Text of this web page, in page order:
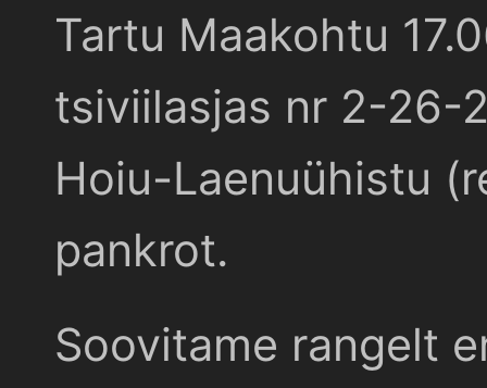
Tartu Maakohtu
tsiviilasjas nr 2-26-
Hoiu-Laenuühistu
pankrot.
Soovitame rangelt